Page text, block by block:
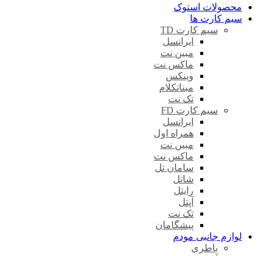
محصولات استوک
سیم کارت ها
سیم کارت TD
ایرانسل
مبین نت
ماکس نت
وینکس
مبناتکلام
تک نت
سیم کارت FD
ایرانسل
همراه اول
مبین نت
ماکس نت
سامان تل
شاتل
رایتل
آپتل
تک نت
پیشگامان
لوازم جانبی مودم
باطری